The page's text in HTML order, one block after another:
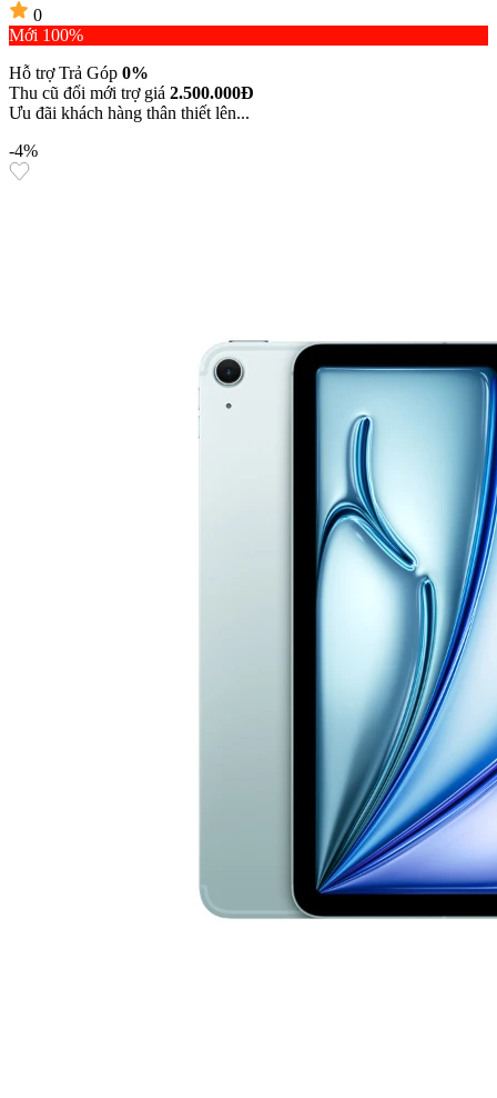
0
Mới 100%
Hỗ trợ Trả Góp 0%
Thu cũ đổi mới trợ giá 2.500.000Đ
Ưu đãi khách hàng thân thiết lên...
-4%